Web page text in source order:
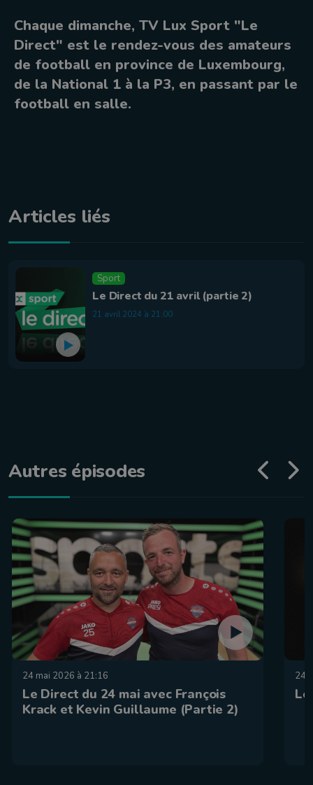
Chaque dimanche, TV Lux Sport "Le
Direct" est le rendez-vous des amateurs
de football en province de Luxembourg,
de la National 1 à la P3, en passant par le
football en salle.
Articles liés
Sport
Le Direct du 21 avril (partie 2)
21 avril 2024 à 21:00
Autres épisodes
24 mai 2026 à 21:16
Le Direct du 24 mai avec François
Krack et Kevin Guillaume (Partie 2)
24